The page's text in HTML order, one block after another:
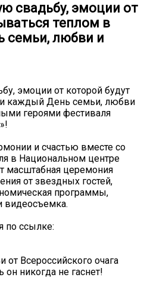
свадьбу, эмоции от
теплом в
семьи, любви и
эмоции от которой будут
каждый День семьи, любви
героями фестиваля
и счастью вместе со
в Национальном центре
масштабная церемония
от звездных гостей,
программы,
видеосъемка.
по ссылке:
от Всероссийского очага
он никогда не гаснет!